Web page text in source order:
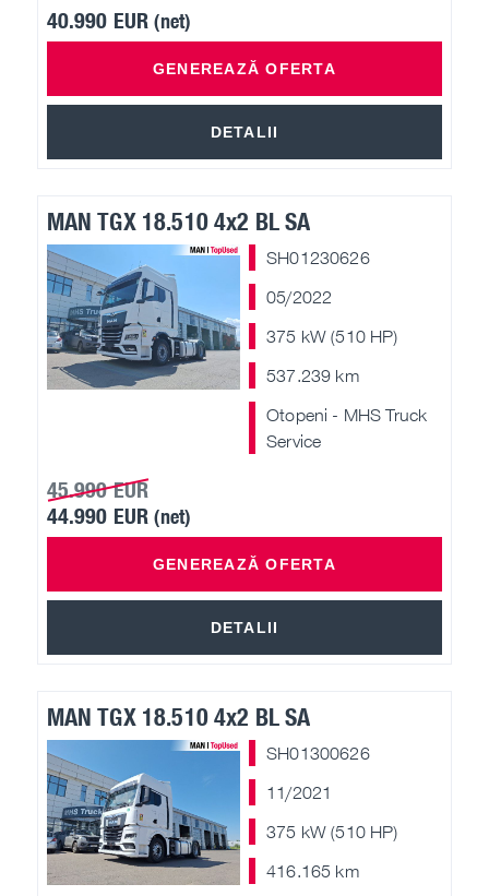
40.990 EUR(net)
GENEREAZĂ OFERTA
DETALII
MAN TGX 18.510 4x2 BL SA
SH01230626
05/2022
375 kW (510 HP)
537.239 km
Otopeni - MHS Truck
Service
45.990 EUR
44.990 EUR(net)
GENEREAZĂ OFERTA
DETALII
MAN TGX 18.510 4x2 BL SA
SH01300626
11/2021
375 kW (510 HP)
416.165 km